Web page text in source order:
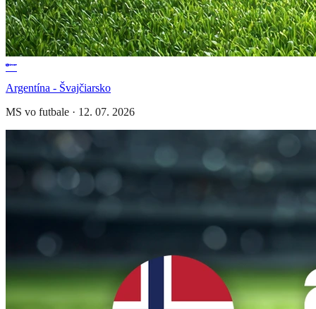
Argentína - Švajčiarsko
MS vo futbale · 12. 07. 2026